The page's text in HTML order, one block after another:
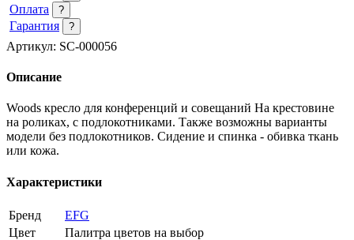
Оплата ?
Гарантия ?
Артикул: SC-000056
Описание
Woods кресло для конференций и совещаний На крестовине
на роликах, с подлокотниками. Также возможны варианты
модели без подлокотников. Сидение и спинка - обивка ткань
или кожа.
Характеристики
Бренд
EFG
Цвет
Палитра цветов на выбор